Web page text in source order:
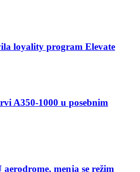
loyality program Elevate
A350-1000 u posebnim
menja se režim